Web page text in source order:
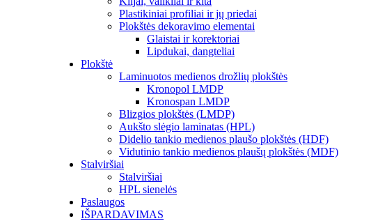
Plastikiniai profiliai ir jų priedai
Plokštės dekoravimo elementai
Glaistai ir korektoriai
Lipdukai, dangteliai
Plokštė
Laminuotos medienos drožlių plokštės
Kronopol LMDP
Kronospan LMDP
Blizgios plokštės (LMDP)
Aukšto slėgio laminatas (HPL)
Didelio tankio medienos plaušo plokštės (HDF)
Vidutinio tankio medienos plaušų plokštės (MDF)
Stalviršiai
Stalviršiai
HPL sienelės
Paslaugos
IŠPARDAVIMAS